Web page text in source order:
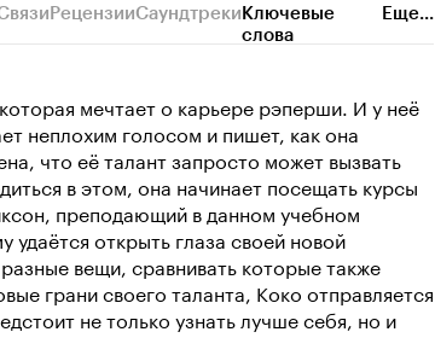
РецензииСаундтрекиКлючевые
слова
Еще...
мечтает о карьере рэперши. И у неё
неплохим голосом и пишет, как она
что её талант запросто может вызвать
в этом, она начинает посещать курсы
преподающий в данном учебном
удаётся открыть глаза своей новой
вещи, сравнивать которые также
грани своего таланта, Коко отправляется
не только узнать лучше себя, но и